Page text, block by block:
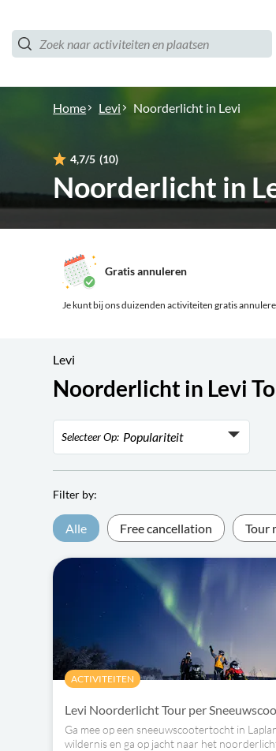
Home Levi Noorderlicht in Levi
4,7/5 (10)
Noorderlicht in
Gratis annuleren
Je kunt bij ons duizenden activiteiten gratis
Levi
Noorderlicht in Levi
Selecteer Op: Populariteit
Laagste prijs
Hoogste prijs
Filter by:
Alle Free cancellation Tour
ACTIVITEITEN
Levi Noorderlicht Tour per
Ga mee op een sneeuwscootertocht in
wildernis en ga op jacht naar het